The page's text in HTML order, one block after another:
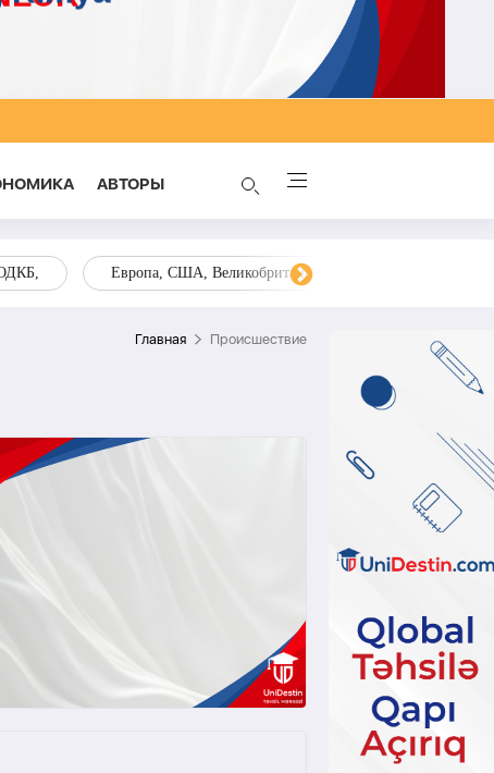
AВТОРЫ
Европа, США, Великобритания, Украина, Запад,
Главная Происшествие